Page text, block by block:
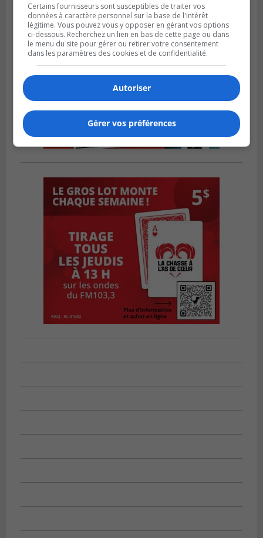
Certains fournisseurs sont susceptibles de traiter vos
données à caractère personnel sur la base de l'intérêt
légitime. Vous pouvez vous y opposer en gérant vos options
ci-dessous. Recherchez un lien en bas de cette page ou dans
le menu du site pour gérer ou retirer votre consentement
dans les paramètres des cookies et de confidentialité.
Autoriser
Gérer vos préférences